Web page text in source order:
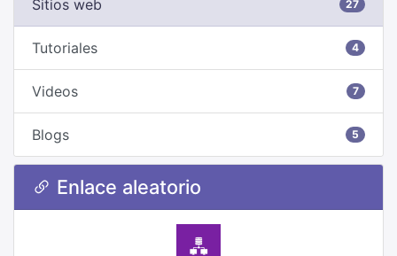
Sitios web 27
Tutoriales 4
Videos 7
Blogs 5
Enlace aleatorio